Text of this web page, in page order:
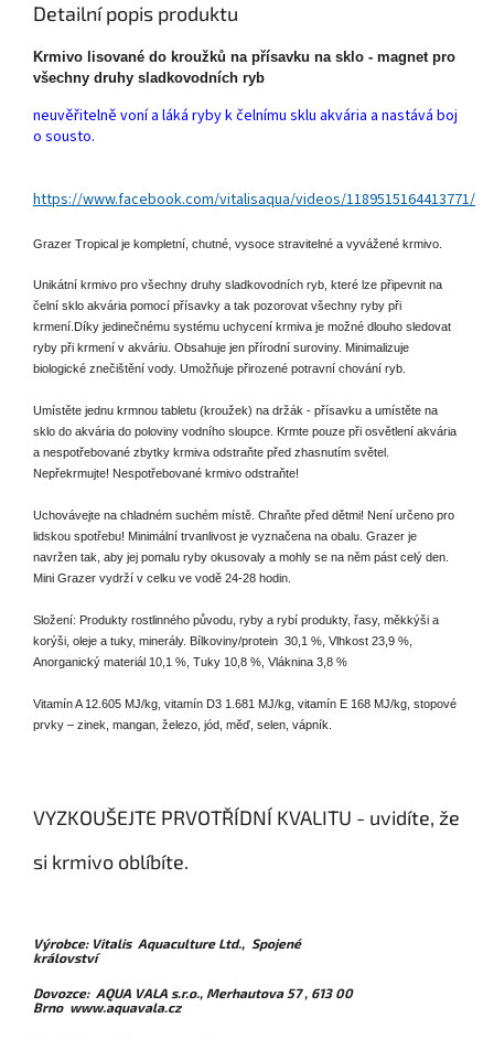
Detailní popis produktu
Krmivo lisované do kroužků na přísavku na sklo - magnet pro
všechny druhy sladkovodních ryb
neuvěřitelně voní a láká ryby k čelnímu sklu akvária a nastává boj
o sousto.
https://www.facebook.com/vitalisaqua/videos/1189515164413771/
Grazer Tropical je kompletní, chutné, vysoce stravitelné a vyvážené krmivo.
Unikátní krmivo pro všechny druhy sladkovodních ryb, které lze připevnit na
čelní sklo akvária pomocí přísavky a tak pozorovat všechny ryby při
krmení. Díky jedinečnému systému uchycení krmiva je možné dlouho sledovat
ryby při krmení v akváriu. Obsahuje jen přírodní suroviny. Minimalizuje
biologické znečištění vody. Umožňuje přirozené potravní chování ryb.
Umístěte jednu krmnou tabletu (kroužek) na držák - přísavku a umístěte na
sklo do akvária do poloviny vodního sloupce. Krmte pouze při osvětlení akvária
a nespotřebované zbytky krmiva odstraňte před zhasnutím světel.
Nepřekrmujte! Nespotřebované krmivo odstraňte!
Uchovávejte na chladném suchém místě. Chraňte před dětmi! Není určeno pro
lidskou spotřebu! Minimální trvanlivost je vyznačena na obalu. Grazer je
navržen tak, aby jej pomalu ryby okusovaly a mohly se na něm pást celý den.
Mini Grazer vydrží v celku ve vodě 24-28 hodin.
Složení: Produkty rostlinného původu, ryby a rybí produkty, řasy, měkkýši a
korýši, oleje a tuky, minerály. Bílkoviny/protein 30,1 %, Vlhkost 23,9 %,
Anorganický materiál 10,1 %, Tuky 10,8 %, Vláknina 3,8 %
Vitamín A 12.605 MJ/kg, vitamín D3 1.681 MJ/kg, vitamín E 168 MJ/kg, stopové
prvky – zinek, mangan, železo, jód, měď, selen, vápník.
VYZKOUŠEJTE PRVOTŘÍDNÍ KVALITU - uvidíte, že
si krmivo oblíbíte.
Výrobce: Vitalis Aquaculture Ltd., Spojené
království
Dovozce: AQUA VALA s.r.o., Merhautova 57 , 613 00
Brno www.aquavala.cz